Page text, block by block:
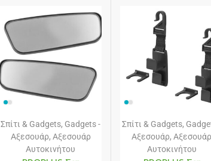
Σπίτι & Gadgets, Gadgets -
Αξεσουάρ, Αξεσουάρ
Αυτοκινήτου
Σπίτι & Gadgets,
Αξεσουάρ,Αξεσουάρ
Αυτοκινήτου